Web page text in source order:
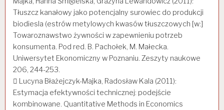
Tłuszcz kanałowy jako potencjalny surowiec do produkcji
biodiesla (estrów metylowych kwasów tłuszczowych [w:]
Towaroznawstwo żywności w zapewnieniu potrzeb
konsumenta. Pod red. B. Pachołek, M. Małecka.
Uniwersytet Ekonomiczny w Poznaniu. Zeszyty naukowe
206, 244-253.
 Lucyna Błażejczyk-Majka, Radosław Kala (2011):
Estymacja efektywności technicznej: podejście
kombinowane. Quantitative Methods in Economics